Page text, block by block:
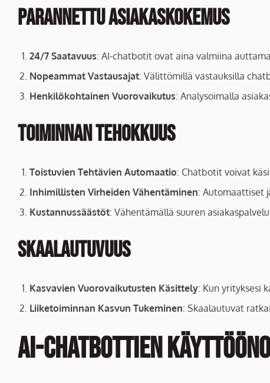
Parannettu asiakaskokemus
24/7 Saatavuus: AI-chatbotit ovat aina valmiina
Nopeammat Vastausajat: Välittömillä vastauksilla
Henkilökohtainen Vuorovaikutus: Analysoimalla
Toiminnan Tehokkuus
Toistuvien Tehtävien Automaatio: Chatbotit voivat
Inhimillisten Virheiden Vähentäminen: Automaattiset
Kustannussäästöt: Vähentämällä suuren
Skaalautuvuus
Kasvavien Vuorovaikutusten Käsittely: Kun yrityksesi
Liiketoiminnan Kasvun Tukeminen: Skaalautuvat
AI-chatbottien